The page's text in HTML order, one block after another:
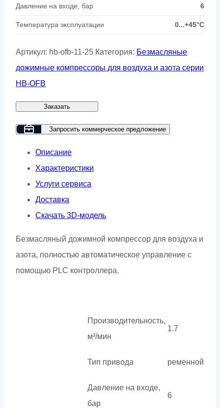
Давление на входе, бар 6
Температура эксплуатации 0...+45°C
Артикул: hb-ofb-11-25 Категория: Безмасляные
дожимные компрессоры для воздуха и азота серии
HB-OFB
Заказать
Запросить коммерческое предложение
Описание
Характеристики
Услуги сервиса
Доставка
Скачать 3D-модель
Безмасляный дожимной компрессор для воздуха и
азота, полностью автоматическое управление с
помощью PLC контроллера.
Производительность,
м³/мин
1.7
Тип привода ременной
Давление на входе,
бар
6